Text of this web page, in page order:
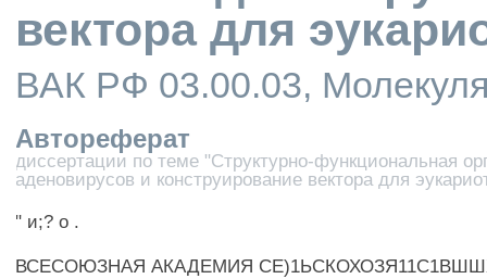
вектора для
ВАК РФ 03.00.03,
Автореферат
диссертации по теме "Структурно-функциональная
аденовирусов и конструирование вектора для
" и;? о .
ВСЕСОЮЗНАЯ АКАДЕМИЯ